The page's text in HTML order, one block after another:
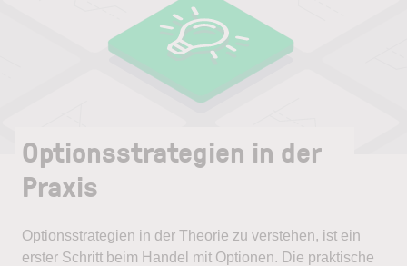
Optionsstrategien in der
Praxis
Optionsstrategien in der Theorie zu verstehen, ist ein
erster Schritt beim Handel mit Optionen. Die praktische